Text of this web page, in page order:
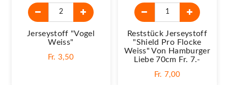
Jerseystoff "Vogel
Weiss"
Fr. 3,50
Reststück Jerseystoff
"Shield Pro Flocke
Weiss" Von Hamburger
Liebe 70cm Fr. 7.-
Fr. 7,00